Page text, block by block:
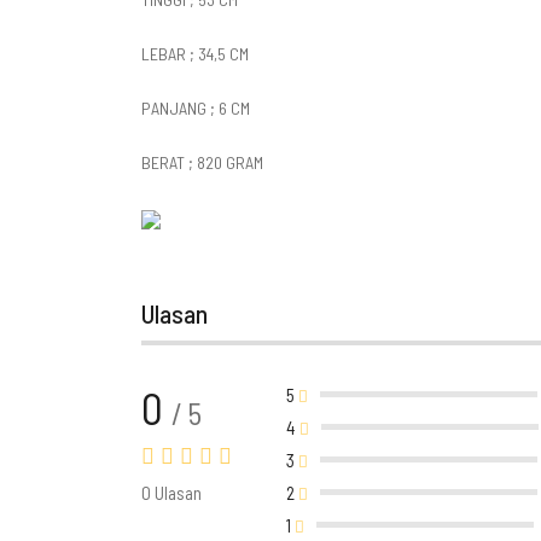
LEBAR ; 34,5 CM
PANJANG ; 6 CM
BERAT ; 820 GRAM
Ulasan
0 / 5
0 Ulasan
5
4
3
2
1